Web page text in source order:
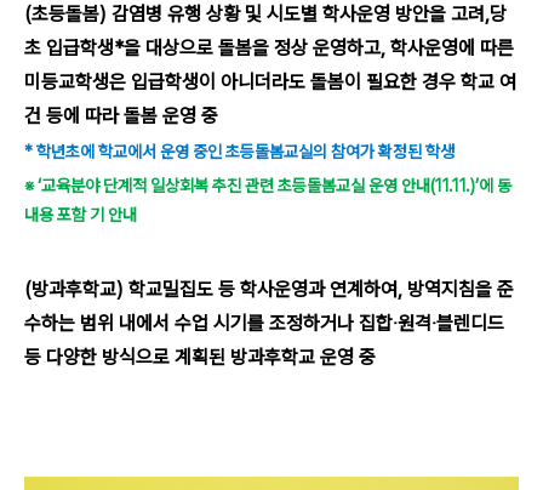
(초등돌봄) 감염병 유행 상황 및 시도별 학사운영 방안을 고려,당
초 입급학생*을 대상으로 돌봄을 정상 운영하고, 학사운영에 따른
미등교학생은 입급학생이 아니더라도 돌봄이 필요한 경우 학교 여
건 등에 따라 돌봄 운영 중
* 학년초에 학교에서 운영 중인 초등돌봄교실의 참여가 확정된 학생
※ ‘교육분야 단계적 일상회복 추진 관련 초등돌봄교실 운영 안내(11.11.)’에 동
내용 포함 기 안내
(방과후학교) 학교밀집도 등 학사운영과 연계하여, 방역지침을 준
수하는 범위 내에서 수업 시기를 조정하거나 집합‧원격‧블렌디드
등 다양한 방식으로 계획된 방과후학교 운영 중